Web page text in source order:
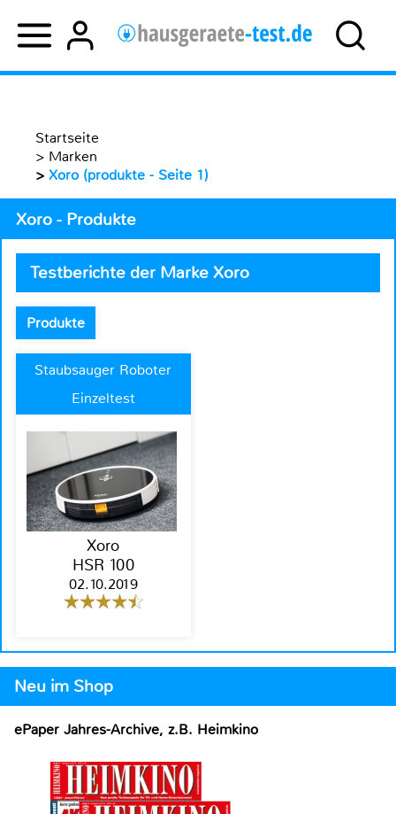
Startseite
> Marken
> Xoro (produkte - Seite 1)
Xoro - Produkte
Testberichte der Marke Xoro
Produkte
Staubsauger Roboter
Einzeltest
Xoro
HSR 100
02.10.2019
Neu im Shop
ePaper Jahres-Archive, z.B. Heimkino